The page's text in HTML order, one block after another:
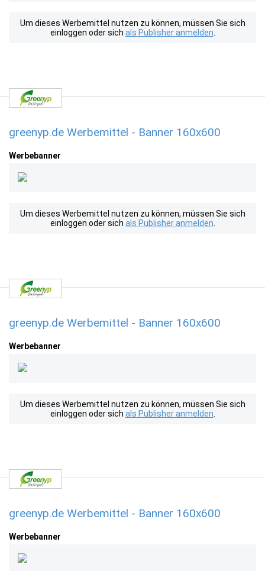
Um dieses Werbemittel nutzen zu können, müssen Sie sich
einloggen oder sich als Publisher anmelden
greenyp.de Werbemittel - Banner 160x600
Werbebanner
Um dieses Werbemittel nutzen zu können, müssen Sie sich
einloggen oder sich als Publisher anmelden
greenyp.de Werbemittel - Banner 160x600
Werbebanner
Um dieses Werbemittel nutzen zu können, müssen Sie sich
einloggen oder sich als Publisher anmelden
greenyp.de Werbemittel - Banner 160x600
Werbebanner